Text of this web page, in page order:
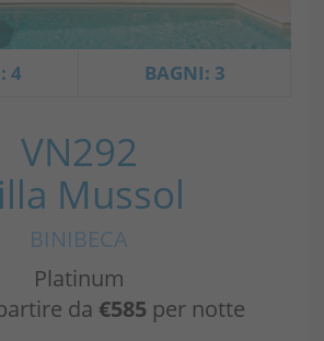
4 BAGNI: 3
VN292
Mussol
BINIBECA
Platinum
da €585 per notte